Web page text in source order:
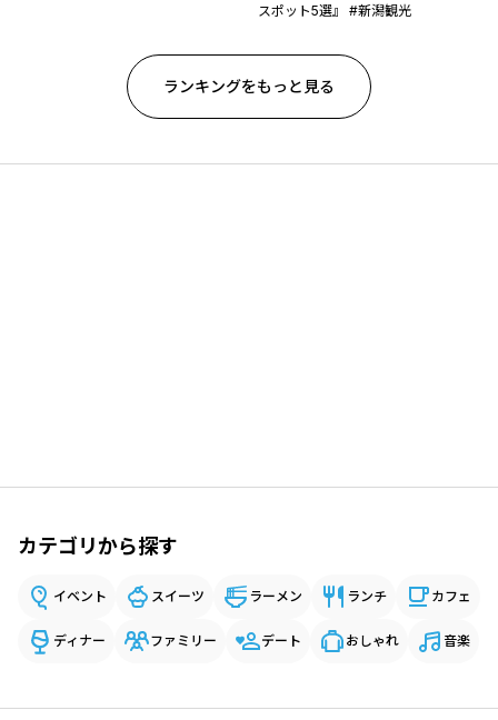
スポット5選』 #新潟観光
ランキングをもっと見る
カテゴリから探す
イベント スイーツ ラーメン ランチ カフェ
ディナー ファミリー デート おしゃれ 音楽